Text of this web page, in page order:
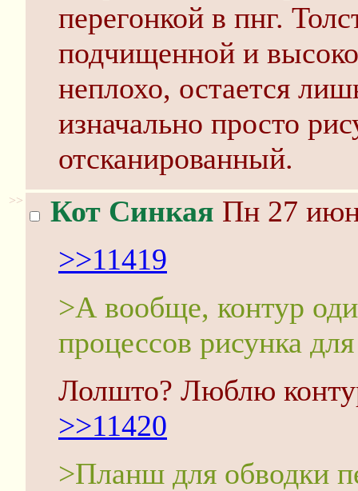
перегонкой в пнг.
подчищенной и
неплохо, остается
изначально просто
отсканированный.
>> Кот Синкая Пн 27
>>11419
>А вообще, контур
процессов рисунка
Лолшто? Люблю
>>11420
>Планш для обводки